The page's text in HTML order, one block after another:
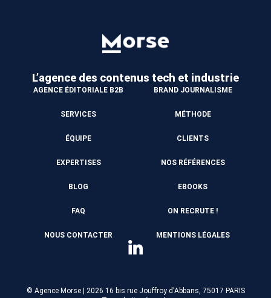
L’agence des contenus tech et industrie
© Agence Morse | 2026 16 bis rue Jouffroy d'Abbans, 75017 PARIS
AGENCE ÉDITORIALE B2B BRAND JOURNALISME
SERVICES MÉTHODE
ÉQUIPE CLIENTS
EXPERTISES NOS RÉFÉRENCES
BLOG EBOOKS
FAQ ON RECRUTE !
NOUS CONTACTER MENTIONS LÉGALES